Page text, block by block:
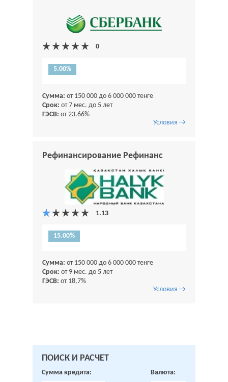
5.00%
Сумма: от 150 000 до 6 000 000 тенге
Срок: от 7 мес. до 5 лет
ГЭСВ: от 23.66%
Условия →
Рефинансирование Рефинанс
15.00%
Сумма: от 150 000 до 6 000 000 тенге
Срок: от 9 мес. до 5 лет
ГЭСВ: от 18,7%
Условия →
ПОИСК И РАСЧЕТ
Сумма кредита:
Валюта: